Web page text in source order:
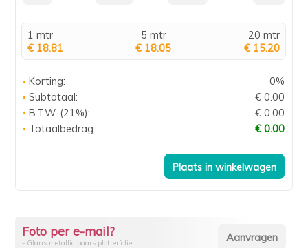
1 mtr
€ 18.81
5 mtr
€ 18.05
20 mtr
€ 15.20
Korting:
0%
Subtotaal:
€ 0.00
B.T.W. (21%):
€ 0.00
Totaalbedrag:
€ 0.00
Foto per e-mail?
- Glans metallic paars plotterfolie